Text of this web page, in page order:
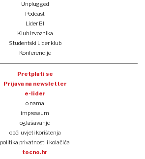
Unplugged
Podcast
Lider BI
Klub izvoznika
Studentski Lider klub
Konferencije
Pretplati se
Prijava na newsletter
e-lider
o nama
impressum
oglašavanje
opći uvjeti korištenja
politika privatnosti i kolačića
tocno.hr